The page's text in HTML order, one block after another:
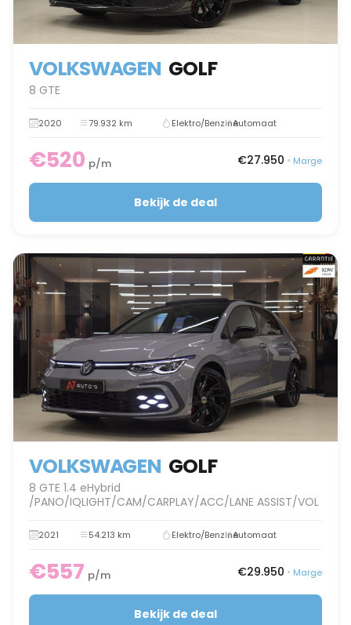
VOLKSWAGEN GOLF
8 GTE
2020 79.932 km Elektro/BenzineAutomaat
€520 p/m €27.950 • Marge
Bekijk de deal
VOLKSWAGEN GOLF
8 GTE 1.4 eHybrid
/PANO/IQLIGHT/CAM/CARPLAY/ACC/LANE ASSIST/VOL
2021 54.213 km Elektro/BenzineAutomaat
€557 p/m €29.950 • Marge
Bekijk de deal